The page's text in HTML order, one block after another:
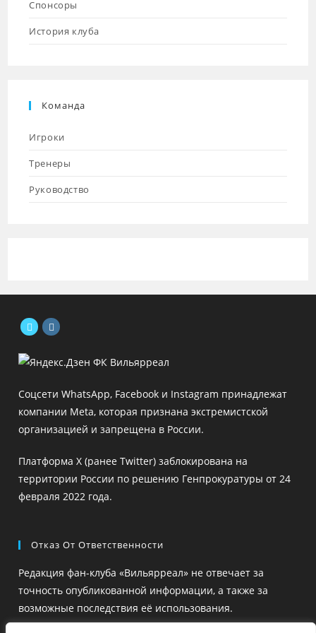
Спонсоры
История клуба
Команда
Игроки
Тренеры
Руководство
в
вкладке
в
вкладке
Соцсети WhatsApp, Facebook и Instagram принадлежат
компании Meta, которая признана экстремистской
организацией и запрещена в России.
Платформа X (ранее Twitter) заблокирована на
территории России по решению Генпрокуратуры от 24
февраля 2022 года.
Отказ От Ответственности
Редакция фан-клуба «Вильярреал» не отвечает за
точность опубликованной информации, а также за
возможные последствия её использования.